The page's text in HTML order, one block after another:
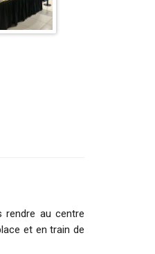
rendre au centre
et en train de